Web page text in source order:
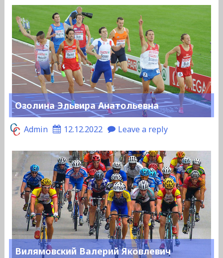
Озолина Эльвира Анатольевна
Admin 12.12.2022 Leave a reply
Вилямовский Валерий Яковлевич